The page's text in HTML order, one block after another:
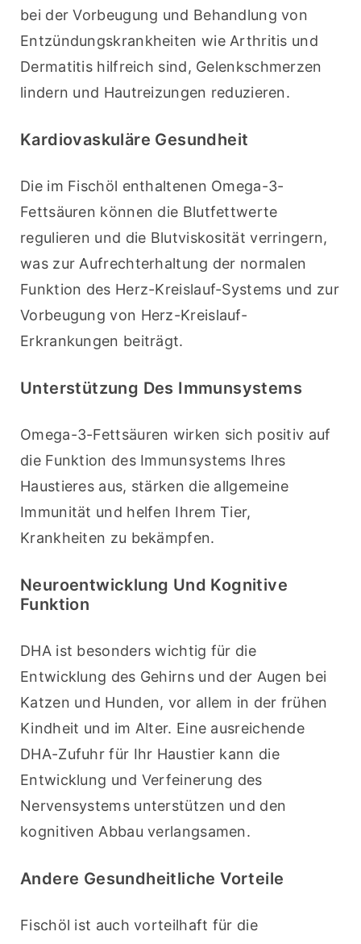
bei der Vorbeugung und Behandlung von
Entzündungskrankheiten wie Arthritis und
Dermatitis hilfreich sind, Gelenkschmerzen
lindern und Hautreizungen reduzieren.
Kardiovaskuläre Gesundheit
Die im Fischöl enthaltenen Omega-3-
Fettsäuren können die Blutfettwerte
regulieren und die Blutviskosität verringern,
was zur Aufrechterhaltung der normalen
Funktion des Herz-Kreislauf-Systems und zur
Vorbeugung von Herz-Kreislauf-
Erkrankungen beiträgt.
Unterstützung Des Immunsystems
Omega-3-Fettsäuren wirken sich positiv auf
die Funktion des Immunsystems Ihres
Haustieres aus, stärken die allgemeine
Immunität und helfen Ihrem Tier,
Krankheiten zu bekämpfen.
Neuroentwicklung Und Kognitive
Funktion
DHA ist besonders wichtig für die
Entwicklung des Gehirns und der Augen bei
Katzen und Hunden, vor allem in der frühen
Kindheit und im Alter. Eine ausreichende
DHA-Zufuhr für Ihr Haustier kann die
Entwicklung und Verfeinerung des
Nervensystems unterstützen und den
kognitiven Abbau verlangsamen.
Andere Gesundheitliche Vorteile
Fischöl ist auch vorteilhaft für die